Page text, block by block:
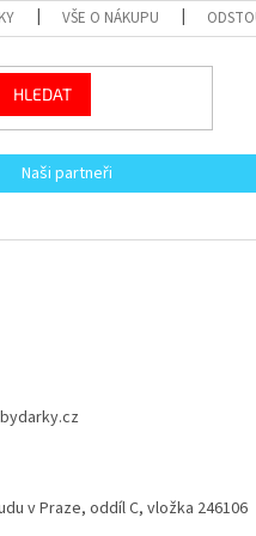
VŠE O NÁKUPU
HLEDAT
Naši partneři
v Praze, oddíl C, vložka 246106